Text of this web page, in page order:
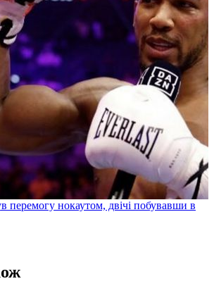
перемогу нокаутом, двічі побувавши в